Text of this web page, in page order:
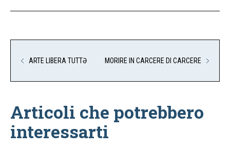
MORIRE IN CARCERE DI CARCERE
ARTE LIBERA TUTTƏ
Articoli che potrebbero
interessarti